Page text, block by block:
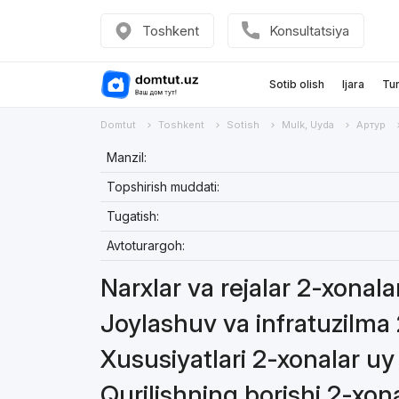
Toshkent Konsultatsiya
Sotib olish Ijara
Domtut Toshkent Sotish Mulk, Uyda Артур
Manzil:
Topshirish muddati:
Tugatish:
Avtoturargoh:
Narxlar va rejalar 2-
Joylashuv va infratuzilma
Xususiyatlari 2-xonalar uy